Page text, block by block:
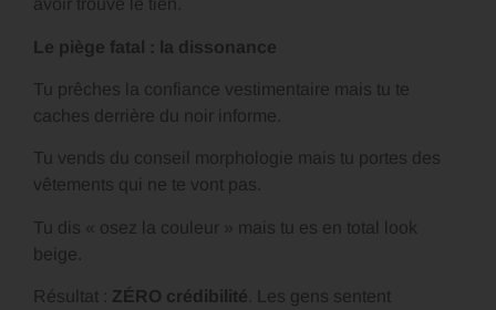
avoir trouvé le tien.
Le piège fatal : la dissonance
Tu prêches la confiance vestimentaire mais tu te
caches derrière du noir informe.
Tu vends du conseil morphologie mais tu portes des
vêtements qui ne te vont pas.
Tu dis « osez la couleur » mais tu es en total look
beige.
Résultat : ZÉRO crédibilité . Les gens sentent